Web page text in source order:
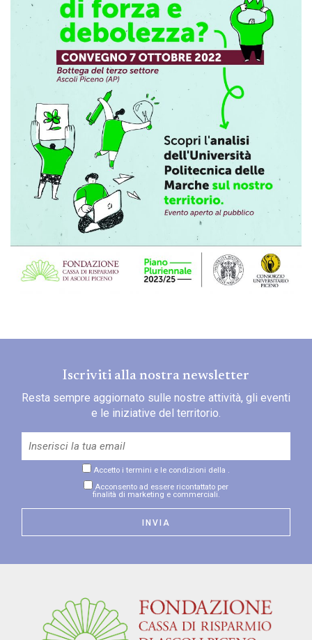
Iscriviti alla nostra newsletter
Resta sempre aggiornato sulle nostre attività, gli eventi
e le iniziative del territorio.
Accetto i termini e le condizioni della .
Acconsento ad essere ricontattato per
finalità di marketing e commerciali.